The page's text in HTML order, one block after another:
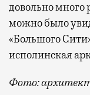
довольно много
можно было
«Большого
исполинская
Фото: